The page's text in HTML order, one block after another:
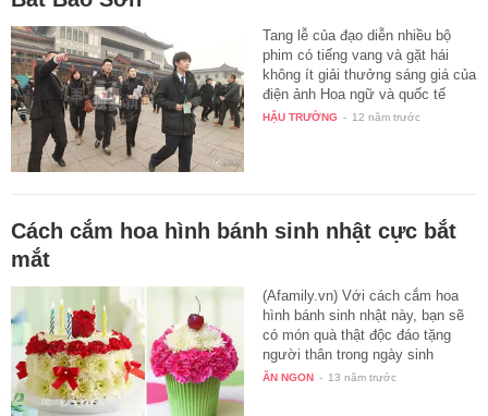
Tang lễ của đạo diễn nhiều bộ
phim có tiếng vang và gặt hái
không ít giải thưởng sáng giá của
điện ảnh Hoa ngữ và quốc tế
vừa…
HẬU TRƯỜNG - 12 năm trước
Cách cắm hoa hình bánh sinh nhật cực bắt
mắt
(Afamily.vn) Với cách cắm hoa
hình bánh sinh nhật này, bạn sẽ
có món quà thật độc đáo tặng
người thân trong ngày sinh
nhật…
ĂN NGON - 13 năm trước